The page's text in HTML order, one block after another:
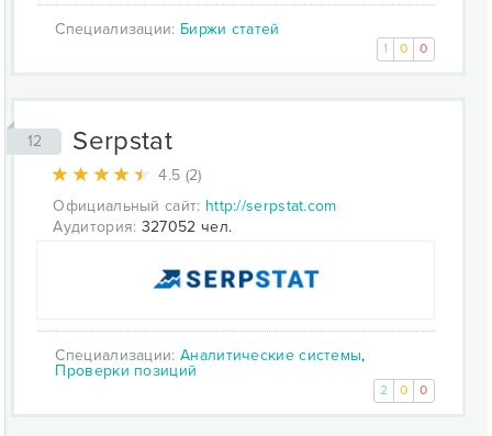
Специализации: Биржи статей
1 0 0
12 Serpstat
4.5 (2)
Официальный сайт: http://serpstat.com
Аудитория: 327052 чел.
Специализации: Аналитические системы,
Проверки позиций
2 0 0